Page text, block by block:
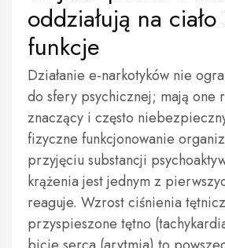
oddziałują na
funkcje
Działanie e-narkotyków nie
do sfery psychicznej; mają one
znaczący i często
fizyczne funkcjonowanie
przyjęciu substancji
krążenia jest jednym z
reaguje. Wzrost ciśnienia
przyspieszone tętno